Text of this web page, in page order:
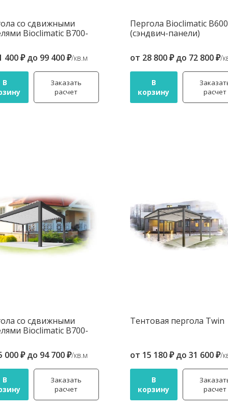
со сдвижными
Bioclimatic B700-
400 ₽до 99 400 ₽/кв.м
В
Заказать
расчет
Пергола Bioclimatic
(сэндвич-панели)
от 28 800 ₽до 72 800 ₽/
В
корзину
расчет
со сдвижными
Bioclimatic B700-
000 ₽до 94 700 ₽/кв.м
В
Заказать
расчет
Тентовая пергола Twin
от 15 180 ₽до 31 600 ₽/
В
корзину
расчет